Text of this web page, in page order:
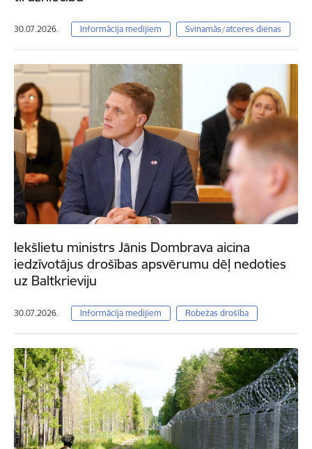
30.07.2026. Informācija medijiem Svinamās/atceres dienas
Iekšlietu ministrs Jānis Dombrava aicina
iedzīvotājus drošības apsvērumu dēļ nedoties
uz Baltkrieviju
30.07.2026. Informācija medijiem Robežas drošība